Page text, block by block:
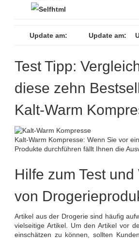
Update am: Update am:
Test Tipp:
diese zehn
Kalt-Warm
Kalt-Warm Kompresse: Wenn Sie vor
Produkte durchführen fällt Ihnen die
Hilfe zum Test und
von
Artikel aus der Drogerie sind häufig
vielseitige Artikel. Um den Artikel vor
einschätzen zu können, sollten